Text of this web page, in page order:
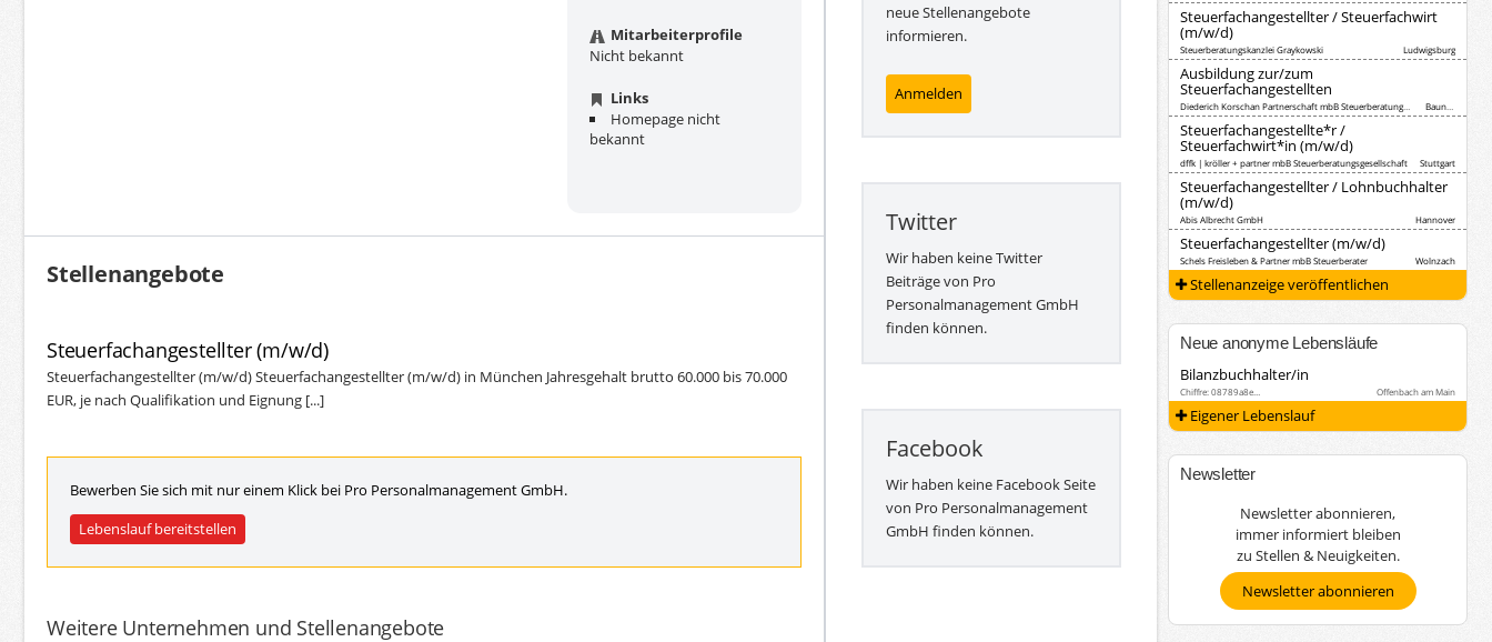
Mitarbeiterprofile
Nicht bekannt
Links
Homepage nicht
bekannt
Stellenangebote
Steuerfachangestellter (m/w/d)
Steuerfachangestellter (m/w/d) Steuerfachangestellter (m/w/d) in München Jahresgehalt brutto 60.000 bis 70.000
EUR, je nach Qualifikation und Eignung [...]
Bewerben Sie sich mit nur einem Klick bei Pro Personalmanagement GmbH.
Lebenslauf bereitstellen
Weitere Unternehmen und Stellenangebote
neue Stellenangebote
informieren.
Anmelden
Twitter
Wir haben keine Twitter
Beiträge von Pro
Personalmanagement GmbH
finden können.
Facebook
Wir haben keine Facebook Seite
von Pro Personalmanagement
GmbH finden können.
Steuerfachangestellter / Steuerfachwirt
(m/w/d)
Steuerberatungskanzlei Graykowski Ludwigsburg
Ausbildung zur/zum
Steuerfachangestellten
Baunatal
Steuerfachangestellte*r /
Steuerfachwirt*in (m/w/d)
dffk | kröller + partner mbB Steuerberatungsgesellschaft Stuttgart
Steuerfachangestellter / Lohnbuchhalter
(m/w/d)
Abis Albrecht GmbH Hannover
Steuerfachangestellter (m/w/d)
Schels Freisleben & Partner mbB Steuerberater Wolnzach
Stellenanzeige veröffentlichen
Neue anonyme Lebensläufe
Bilanzbuchhalter/in
Chiffre: 08789a8e… Offenbach am Main
Eigener Lebenslauf
Newsletter
Newsletter abonnieren,
immer informiert bleiben
zu Stellen & Neuigkeiten.
Newsletter abonnieren